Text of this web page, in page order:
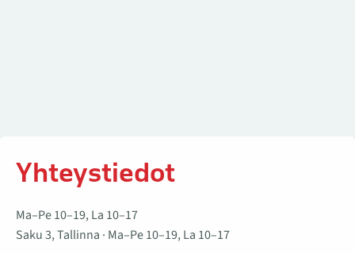
Yhteystiedot
Ma–Pe 10–19, La 10–17
Saku 3, Tallinna · Ma–Pe 10–19, La 10–17